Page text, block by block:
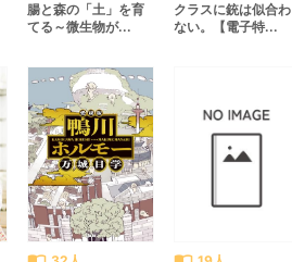
腸と森の「土」を育
てる～微生物が...
クラスに銃は似合わ
ない。【電子特...